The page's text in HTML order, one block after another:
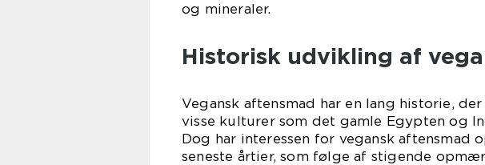
og mineraler.
Historisk udvikling af
Vegansk aftensmad har en lang historie,
visse kulturer som det gamle Egypten og
Dog har interessen for vegansk aftensmad
seneste årtier, som følge af stigende